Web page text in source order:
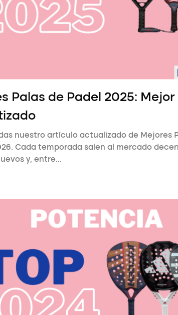
Palas de Padel 2025:
nuestro artículo actualizado de Mejores
Cada temporada salen al mercado
y, entre…